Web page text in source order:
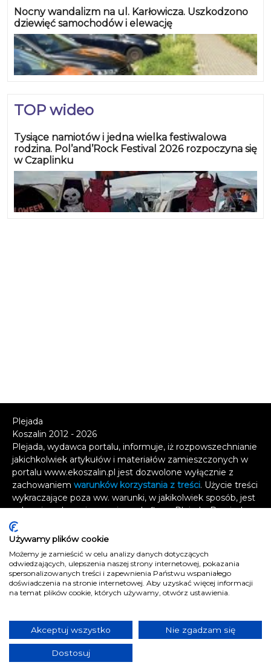
Nocny wandalizm na ul. Karłowicza. Uszkodzono
dziewięć samochodów i elewację
TOP wideo
Tysiące namiotów i jedna wielka festiwalowa
rodzina. Pol’and’Rock Festival 2026 rozpoczyna się
w Czaplinku
Plejada
Koszalin 2012 - 2026
Plejada, wydawca portalu, informuje, iż rozpowszechnianie
jakichkolwiek artykułów i materiałów zamieszczonych w
portalu www.ekoszalin.pl jest dozwolone wyłącznie z
zachowaniem warunków korzystania z treści. Użycie treści
wykraczające poza ww. warunki, w jakikolwiek sposób, jest
zabronione bez pisemnej zgody firmy Plejada. Dowiedz
się, w jaki sposób możesz uzyskać
wykorzystanie treści.
Naruszenie tych zasad jest łamaniem prawa i grozi
odpowiedzialnością karną.
Wszelkie prawa zastrzeżone.
Kontakt
Polityka prywatności
koszalin.pl
Używamy plików cookie
Możemy je zamieścić w celu analizy danych dotyczących
odwiedzających, ulepszenia naszej strony internetowej, pokazania
spersonalizowanych treści i zapewnienia Państwu wspaniałego
doświadczenia na stronie internetowej. Aby uzyskać więcej informacji
na temat plików cookie, których używamy, otwórz ustawienia.
Akceptuj wszystko Nie zgadzam się
Dostosuj